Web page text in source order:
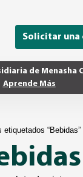
Solicitar una
de
Aprende Más
etiquetados “Bebidas”